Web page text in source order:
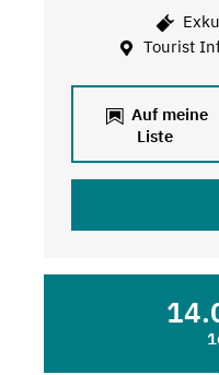
Tourist
Auf meine
Liste